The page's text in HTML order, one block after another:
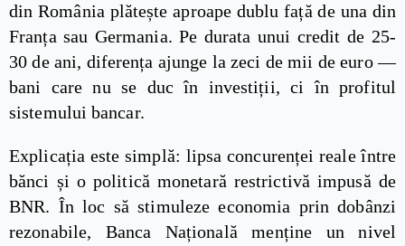
din România plătește aproape dublu față de una din
Franța sau Germania. Pe durata unui credit de 25-
30 de ani, diferența ajunge la zeci de mii de euro —
bani care nu se duc în investiții, ci în profitul
sistemului bancar.
Explicația este simplă: lipsa concurenței reale între
bănci și o politică monetară restrictivă impusă de
BNR. În loc să stimuleze economia prin dobânzi
rezonabile, Banca Națională menține un nivel